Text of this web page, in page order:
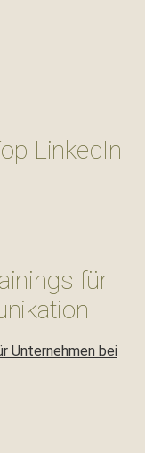
LinkedIn
für